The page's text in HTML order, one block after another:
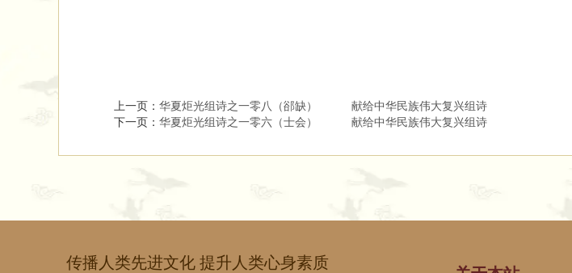
上一页： 华夏炬光组诗之一零八（郤缺） 献给中华民族伟大复兴组诗
下一页： 华夏炬光组诗之一零六（士会） 献给中华民族伟大复兴组诗
传播人类先进文化 提升人类心身素质